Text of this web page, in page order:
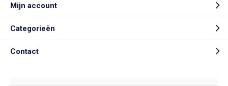
Mijn account
Categorieën
Contact